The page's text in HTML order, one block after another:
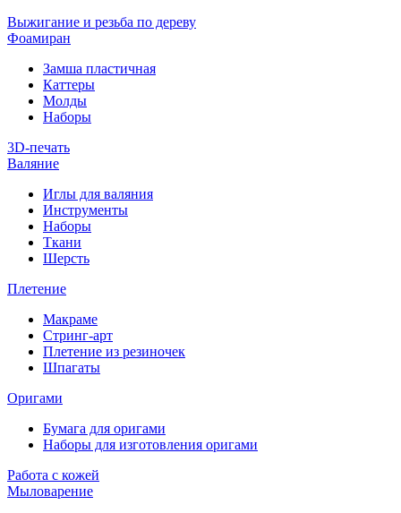
Выжигание и резьба по дереву
Фоамиран
Замша пластичная
Каттеры
Молды
Наборы
3D-печать
Валяние
Иглы для валяния
Инструменты
Наборы
Ткани
Шерсть
Плетение
Макраме
Стринг-арт
Плетение из резиночек
Шпагаты
Оригами
Бумага для оригами
Наборы для изготовления оригами
Работа с кожей
Мыловарение